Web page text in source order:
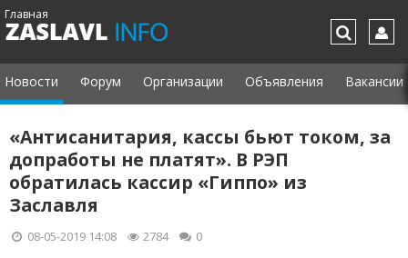
Главная
Новости Форум Организации Объявления Вакансии
«Антисанитария, кассы бьют током, за
допработы не платят». В РЭП
обратилась кассир «Гиппо» из
Заславля
08-05-2019 14:08 2784 0